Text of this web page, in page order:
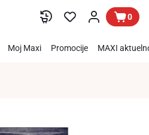
0
Moj Maxi Promocije MAXI